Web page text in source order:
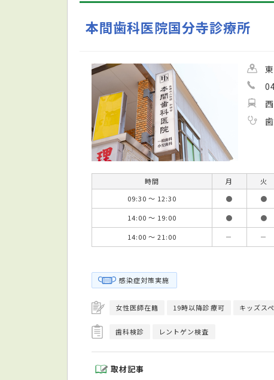
本間歯科医院国分寺診療所
時間 月 火
09:30 ～ 12:30
● ●
14:00 ～ 19:00
● ●
14:00 ～ 21:00
－ －
感染症対策実施
女性医師在籍 19時以降診療可 キッズス
歯科検診 レントゲン検査
取材記事